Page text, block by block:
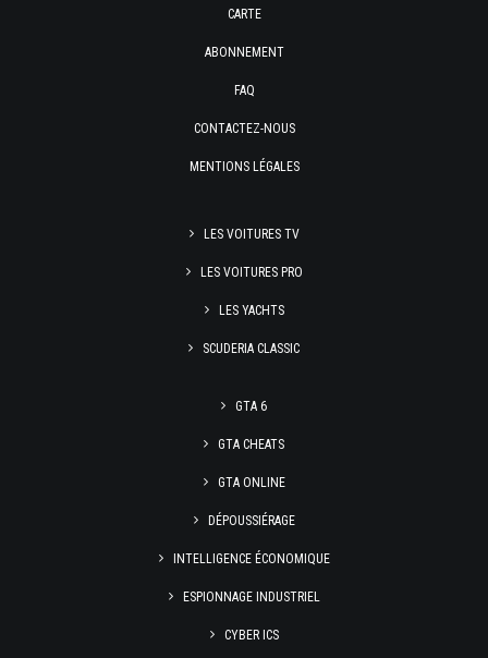
CARTE
ABONNEMENT
FAQ
CONTACTEZ-NOUS
MENTIONS LÉGALES
LES VOITURES TV
LES VOITURES PRO
LES YACHTS
SCUDERIA CLASSIC
GTA 6
GTA CHEATS
GTA ONLINE
DÉPOUSSIÉRAGE
INTELLIGENCE ÉCONOMIQUE
ESPIONNAGE INDUSTRIEL
CYBER ICS